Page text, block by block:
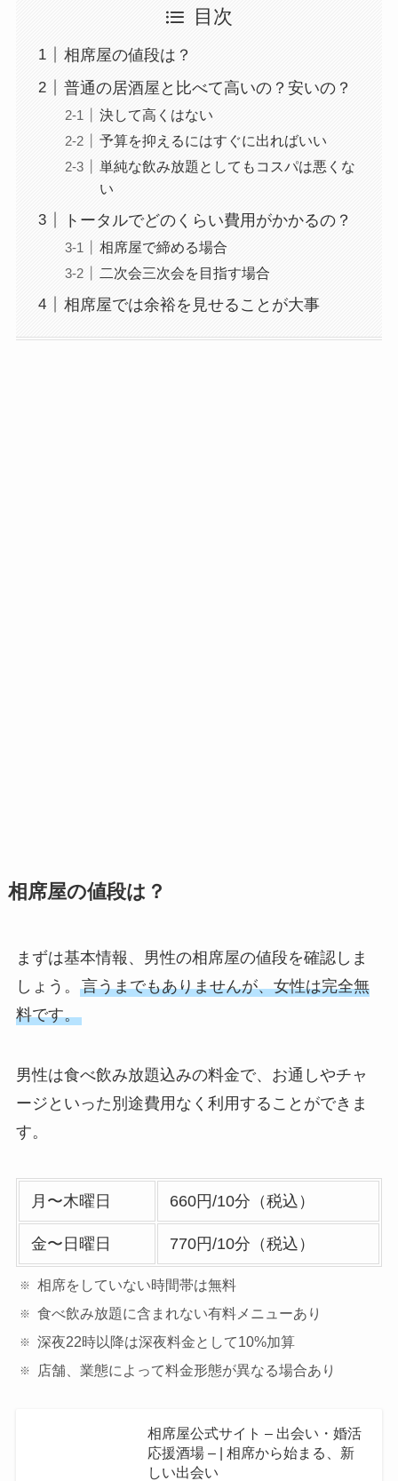
目次
相席屋の値段は？
普通の居酒屋と比べて高いの？安いの？
決して高くはない
予算を抑えるにはすぐに出ればいい
単純な飲み放題としてもコスパは悪くな
い
トータルでどのくらい費用がかかるの？
相席屋で締める場合
二次会三次会を目指す場合
相席屋では余裕を見せることが大事
相席屋の値段は？
まずは基本情報、男性の相席屋の値段を確認しま
しょう。 言うまでもありませんが、女性は完全無
料です。
男性は食べ飲み放題込みの料金で、お通しやチャ
ージといった別途費用なく利用することができま
す。
月〜木曜日 660円/10分（税込）
金〜日曜日 770円/10分（税込）
相席をしていない時間帯は無料
食べ飲み放題に含まれない有料メニューあり
深夜22時以降は深夜料金として10%加算
店舗、業態によって料金形態が異なる場合あり
相席屋公式サイト – 出会い・婚活
応援酒場 – | 相席から始まる、新
しい出会い